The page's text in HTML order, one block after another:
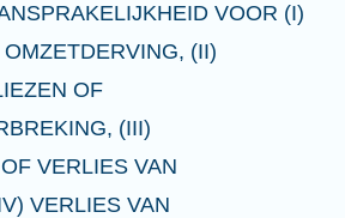
VOOR (I)
(II)
OF
(III)
VERLIES VAN
VERLIES VAN